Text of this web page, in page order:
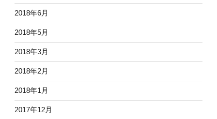
2018年6月
2018年5月
2018年3月
2018年2月
2018年1月
2017年12月